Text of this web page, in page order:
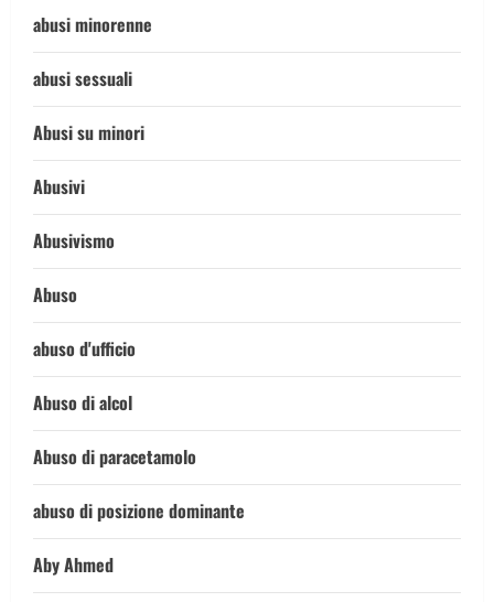
abusi minorenne
abusi sessuali
Abusi su minori
Abusivi
Abusivismo
Abuso
abuso d'ufficio
Abuso di alcol
Abuso di paracetamolo
abuso di posizione dominante
Aby Ahmed